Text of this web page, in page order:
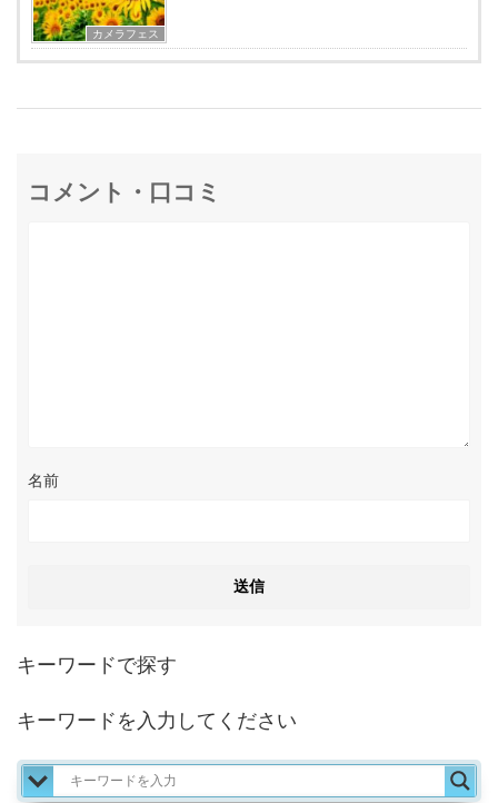
カメラフェス
コメント・口コミ
名前
キーワードで探す
キーワードを入力してください